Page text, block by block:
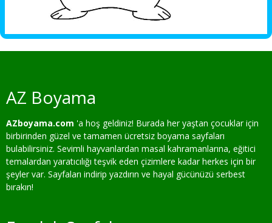
AZ Boyama
AZboyama.com 'a hoş geldiniz! Burada her yaştan çocuklar için
birbirinden güzel ve tamamen ücretsiz boyama sayfaları
bulabilirsiniz. Sevimli hayvanlardan masal kahramanlarına, eğitici
temalardan yaratıcılığı teşvik eden çizimlere kadar herkes için bir
şeyler var. Sayfaları indirip yazdırın ve hayal gücünüzü serbest
bırakın!